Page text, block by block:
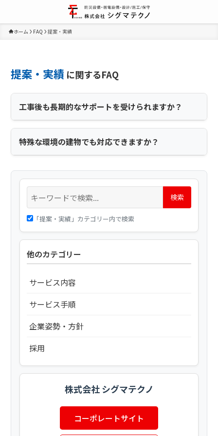
ホーム FAQ 提案・実績
提案・実績 に関するFAQ
工事後も長期的なサポートを受けられますか？
特殊な環境の建物でも対応できますか？
検索
「提案・実績」カテゴリー内で検索
他のカテゴリー
サービス内容
サービス手順
企業姿勢・方針
採用
株式会社 シグマテクノ
コーポレートサイト